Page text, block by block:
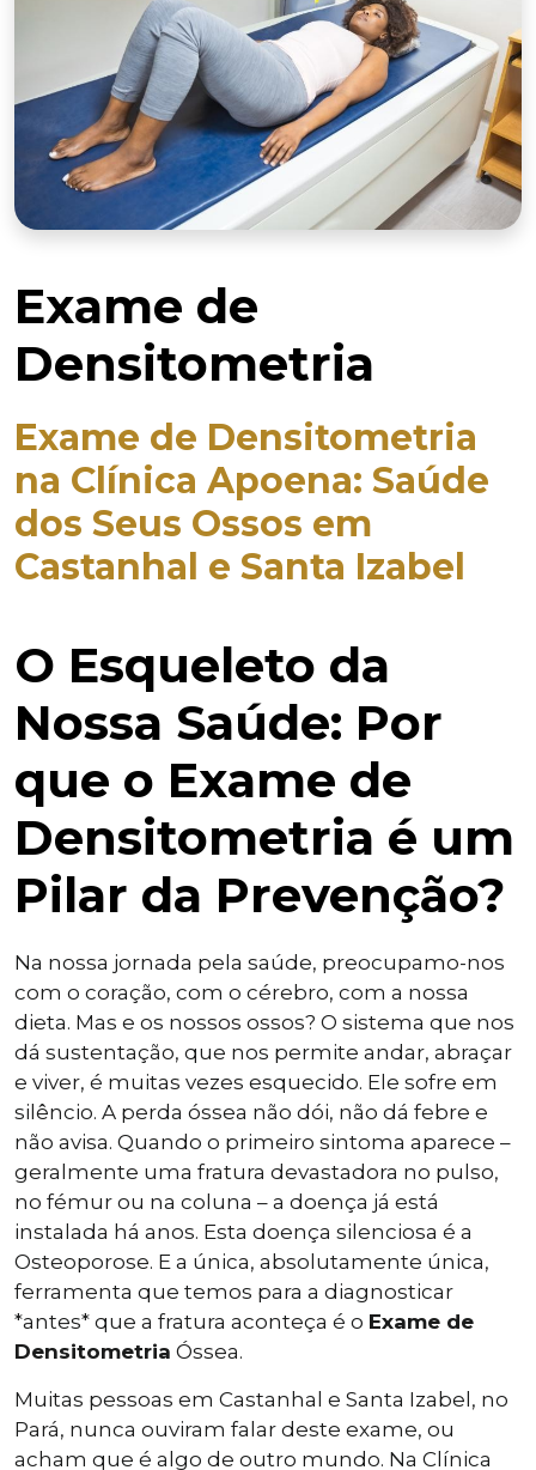
Exame de
Densitometria
Exame de Densitometria
na Clínica Apoena: Saúde
dos Seus Ossos em
Castanhal e Santa Izabel
O Esqueleto da
Nossa Saúde: Por
que o Exame de
Densitometria é um
Pilar da Prevenção?
Na nossa jornada pela saúde, preocupamo-nos
com o coração, com o cérebro, com a nossa
dieta. Mas e os nossos ossos? O sistema que nos
dá sustentação, que nos permite andar, abraçar
e viver, é muitas vezes esquecido. Ele sofre em
silêncio. A perda óssea não dói, não dá febre e
não avisa. Quando o primeiro sintoma aparece –
geralmente uma fratura devastadora no pulso,
no fémur ou na coluna – a doença já está
instalada há anos. Esta doença silenciosa é a
Osteoporose. E a única, absolutamente única,
ferramenta que temos para a diagnosticar
*antes* que a fratura aconteça é o Exame de
Densitometria Óssea.
Muitas pessoas em Castanhal e Santa Izabel, no
Pará, nunca ouviram falar deste exame, ou
acham que é algo de outro mundo. Na Clínica